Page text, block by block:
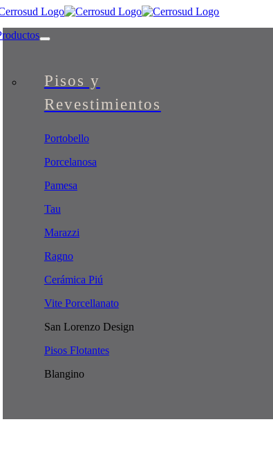
Skip
content
Pisos y
Revestimientos
Portobello
Porcelanosa
Pamesa
Tau
Marazzi
Ragno
Cerámica Piú
Vite Porcellanato
San Lorenzo Design
Pisos Flotantes
Blangino